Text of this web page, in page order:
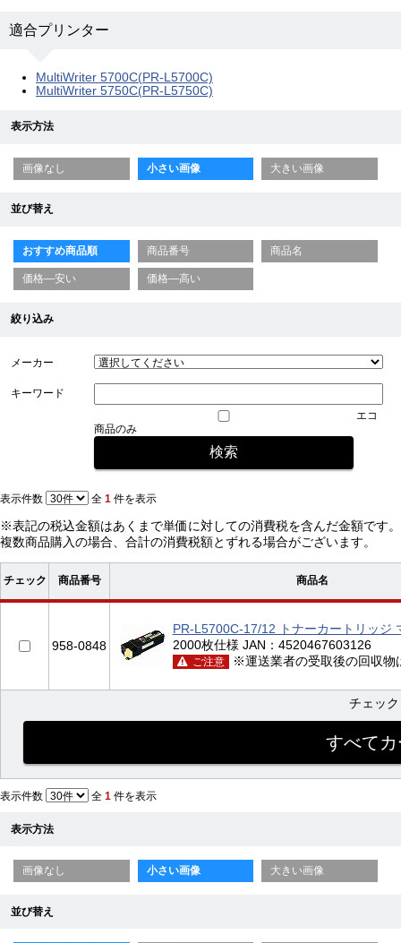
適合プリンター
MultiWriter 5700C(PR-L5700C)
MultiWriter 5750C(PR-L5750C)
表示方法
画像なし 小さい画像 大きい画像
並び替え
おすすめ商品順 商品番号 商品名
価格—安い 価格—高い
絞り込み
メーカー
キーワード
エコ
商品のみ
表示件数 全 1 件を表示
※表記の税込金額はあくまで単価に対しての消費税を含んだ金額です。
複数商品購入の場合、合計の消費税額とずれる場合がございます。
チェック 商品番号 商品名
958-0848
PR-L5700C-17/12 トナーカートリッジ
2000枚仕様 JAN：4520467603126
ご注意 ※運送業者の受取後の回収
チェッ
表示件数 全 1 件を表示
表示方法
画像なし 小さい画像 大きい画像
並び替え